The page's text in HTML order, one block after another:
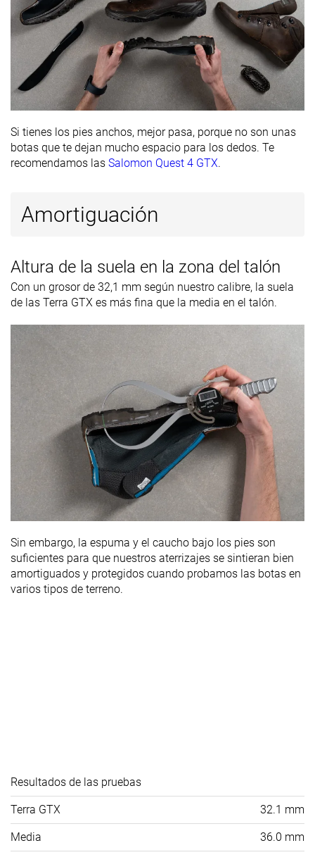
Altura de la
suela en la
zona del talón
laboratorio
32.1 mm 36.8 mm 34.2 mm
Antepié 17.0 mm 23.0 mm 20.2 mm
Anchuras
Estándar
Estándar
Estándar
Tecnología
Gore-Tex
Vibram
Ortholite
Vibram
Gore-Tex
Removable
✓
Si tienes los pies anchos, mejor pasa, porque no son unas
botas que te dejan mucho espacio para los dedos. Te
recomendamos las Salomon Quest 4 GTX.
Amortiguación
Altura de la suela en la zona del talón
Con un grosor de 32,1 mm según nuestro calibre, la suela
de las Terra GTX es más fina que la media en el talón.
Sin embargo, la espuma y el caucho bajo los pies son
suficientes para que nuestros aterrizajes se sintieran bien
amortiguados y protegidos cuando probamos las botas en
varios tipos de terreno.
Resultados de las pruebas
Terra GTX 32.1 mm
Media 36.0 mm